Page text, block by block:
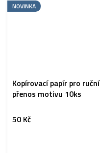
NOVINKA
Kopírovací papír pro ruční
přenos motivu 10ks
50 Kč